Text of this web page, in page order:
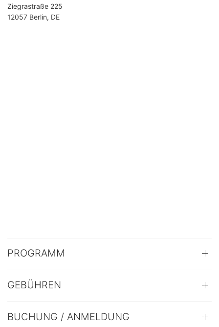
Ziegrastraße 225
12057 Berlin, DE
PROGRAMM
GEBÜHREN
BUCHUNG / ANMELDUNG